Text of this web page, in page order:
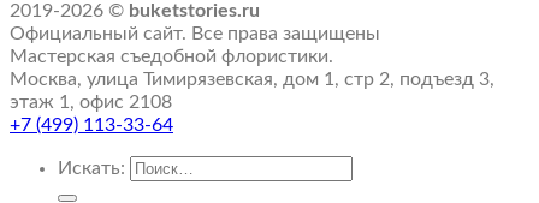
2019-2026 © buketstories.ru
Официальный сайт. Все права защищены
Мастерская съедобной флористики.
Москва, улица Тимирязевская, дом 1, стр 2, подъезд 3,
этаж 1, офис 2108
+7 (499) 113-33-64
Искать: